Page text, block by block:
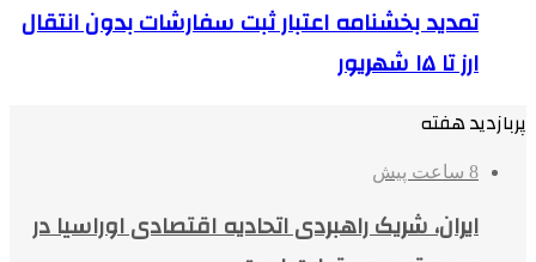
تمدید بخشنامه اعتبار ثبت سفارشات بدون انتقال
ارز تا ۱۵ شهریور
پربازدید هفته
8 ساعت پیش
ایران، شریک راهبردی اتحادیه اقتصادی اوراسیا در